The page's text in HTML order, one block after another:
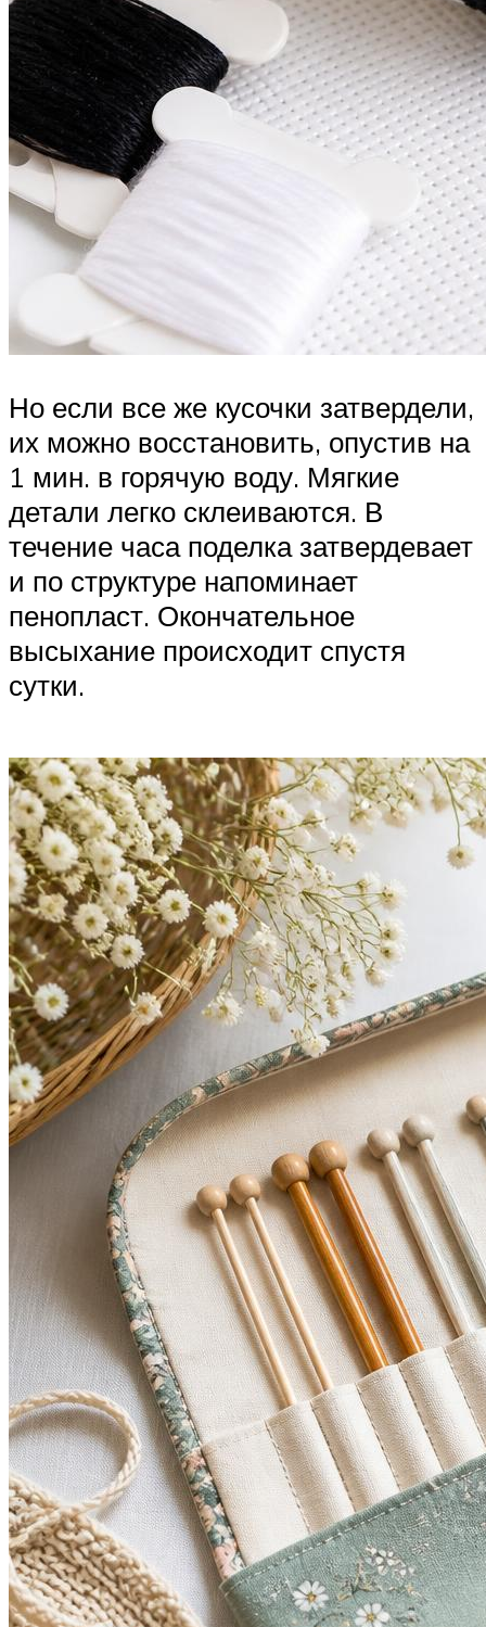
Но если все же кусочки затвердели,
их можно восстановить, опустив на
1 мин. в горячую воду. Мягкие
детали легко склеиваются. В
течение часа поделка затвердевает
и по структуре напоминает
пенопласт. Окончательное
высыхание происходит спустя
сутки.